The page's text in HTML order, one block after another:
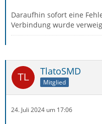
Daraufhin sofort eine
Verbindung wurde
TlatoSMD
Mitglied
24. Juli 2024 um 17:06